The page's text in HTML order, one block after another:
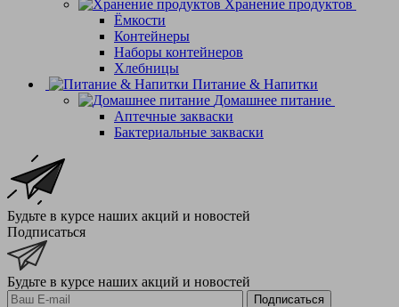
Хранение продуктов
Ёмкости
Контейнеры
Наборы контейнеров
Хлебницы
Питание & Напитки
Домашнее питание
Аптечные закваски
Бактериальные закваски
Будьте в курсе наших акций и новостей
Подписаться
Будьте в курсе наших акций и новостей
Подписаться